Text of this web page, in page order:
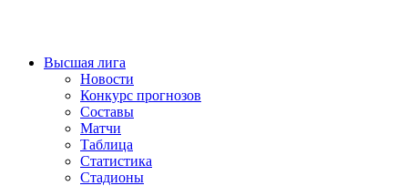
Высшая лига
Новости
Конкурс прогнозов
Составы
Матчи
Таблица
Статистика
Стадионы